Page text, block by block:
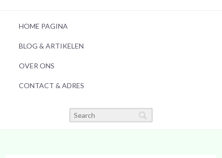
HOME PAGINA
BLOG & ARTIKELEN
OVER ONS
CONTACT & ADRES